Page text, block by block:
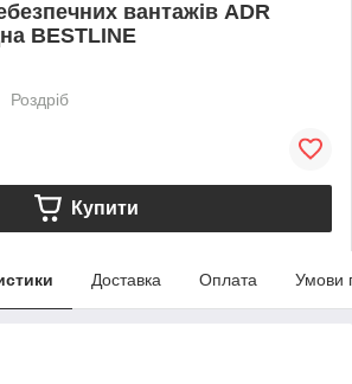
вантажів ADR
BESTLINE
Роздріб
Купити
Доставка Оплата Умови